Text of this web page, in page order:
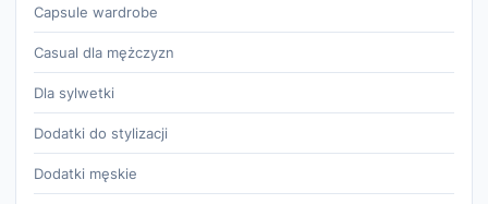
Capsule wardrobe
Casual dla mężczyzn
Dla sylwetki
Dodatki do stylizacji
Dodatki męskie